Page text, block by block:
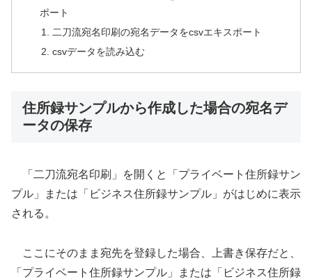
ポート
二刀流宛名印刷の宛名データをcsvエキスポート
csvデータを読み込む
住所録サンプルから作成した場合の宛名デ
ータの保存
「二刀流宛名印刷」を開くと「プライベート住所録サン
プル」または「ビジネス住所録サンプル」がはじめに表示
される。
ここにそのまま宛先を登録した場合、上書き保存だと、
「プライベート住所録サンプル」または「ビジネス住所録